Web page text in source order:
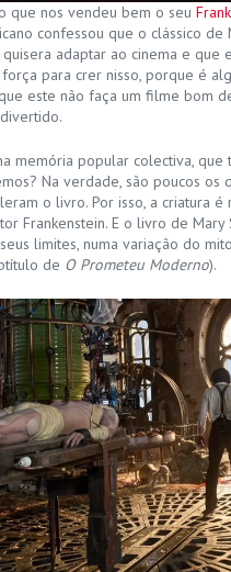
que nos vendeu bem o seu
confessou que o clássico de
adaptar ao cinema e que
para crer nisso, porque é
este não faça um filme bom
memória popular colectiva, que
Na verdade, são poucos os
o livro. Por isso, a criatura
Frankenstein. E o livro de
limites, numa variação do
de O Prometeu Moderno).